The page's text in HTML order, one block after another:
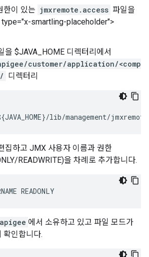
한이 있는 jmxremote.access 파일을
type="x-smartling-placeholder">
을 $JAVA_HOME 디렉터리에서
customer/application/<comp
디렉터리
lib/management/
집하고 JMX 사용자 이름과 권한
READWRITE)을 차례로 추가합니다.
READONLY
apigee 에서 소유하고 있고 파일 모드가
확인합니다.